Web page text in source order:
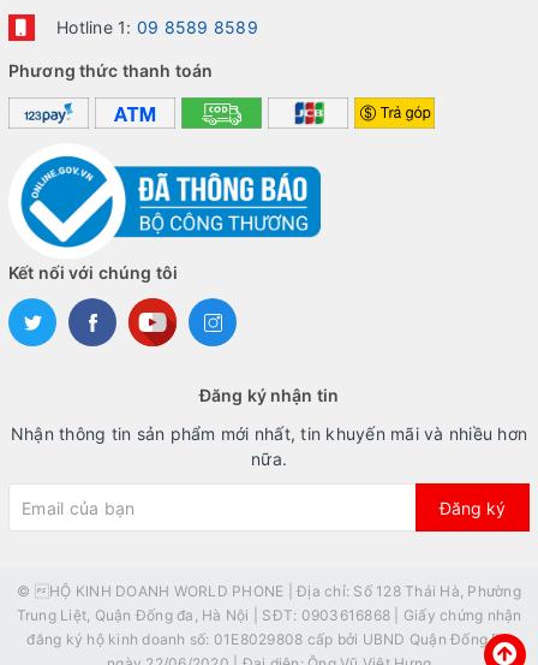
Hotline 1: 09 8589 8589
Phương thức thanh toán
Kết nối với chúng tôi
Đăng ký nhận tin
Nhận thông tin sản phẩm mới nhất, tin khuyến mãi và nhiều hơn
nữa.
Đăng ký
© HỘ KINH DOANH WORLD PHONE | Địa chỉ: Số 128 Thái Hà, Phường
Trung Liệt, Quận Đống đa, Hà Nội | SĐT: 0903616868 | Giấy chứng nhận
đăng ký hộ kinh doanh số: 01E8029808 cấp bởi UBND Quận Đống Đa